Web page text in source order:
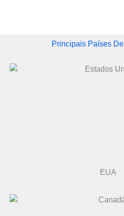
Principais Países
EUA